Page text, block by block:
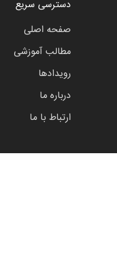
دسترسی سریع
صفحه اصلی
مطالب آموزشی
رویدادها
درباره ما
ارتباط با ما